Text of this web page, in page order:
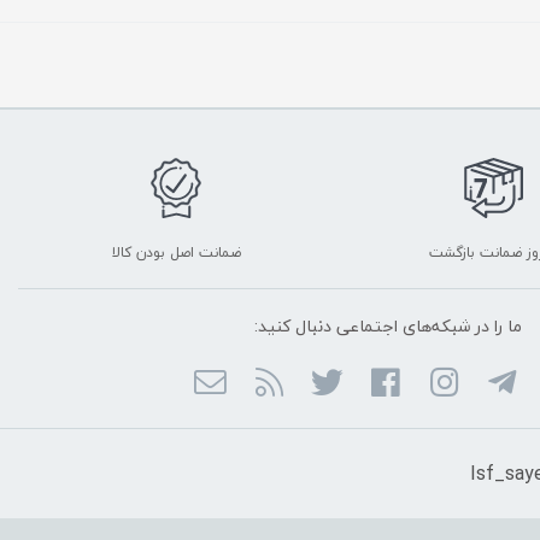
ضمانت اصل بودن کالا
ما را در شبکه‌های اجتماعی دنبال کنید: